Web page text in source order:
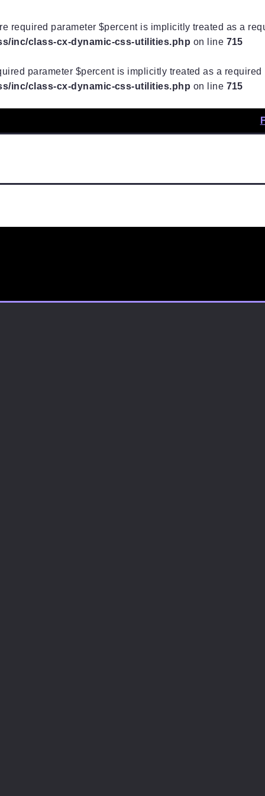
required parameter $percent is implicitly treated as a
inc/class-cx-dynamic-css-utilities.php on line 715
parameter $percent is implicitly treated as a
inc/class-cx-dynamic-css-utilities.php on line 715